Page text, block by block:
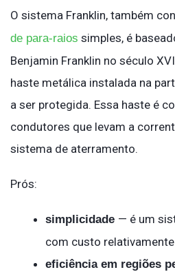
O sistema Franklin, também
de para-raios simples, é
Benjamin Franklin no século
haste metálica instalada na
a ser protegida. Essa haste é
condutores que levam a
sistema de aterramento.
Prós:
simplicidade — é um
com custo
eficiência em regiões